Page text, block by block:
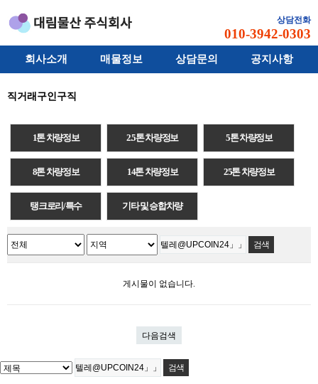
상담전화
010-3942-0303
회사소개 매물정보 상담문의 공지사항
직거래구인구직
1톤 차량정보 2.5톤 차량정보 5톤 차량정보
8톤 차량정보 14톤 차량정보 25톤 차량정보
탱크로리/특수 기타 및 승합차량
게시물이 없습니다.
다음검색